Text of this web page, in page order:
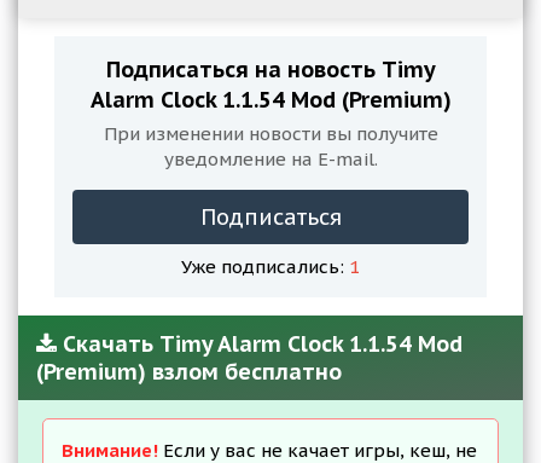
Подписаться на новость Timy
Alarm Clock 1.1.54 Mod (Premium)
При изменении новости вы получите
уведомление на E-mail.
Подписаться
Уже подписались: 1
Скачать Timy Alarm Clock 1.1.54 Mod
(Premium) взлом бесплатно
Внимание! Если у вас не качает игры, кеш, не